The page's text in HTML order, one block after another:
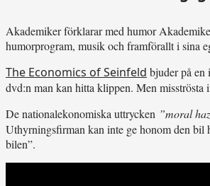
Akademiker förklarar med humor
humorprogram, musik och framförallt i sina
The Economics of Seinfeld bjuder på en
dvd:n man kan hitta klippen. Men misströsta
De nationalekonomiska uttrycken ”moral
Uthyrningsfirman kan inte ge honom den bil
bilen”.